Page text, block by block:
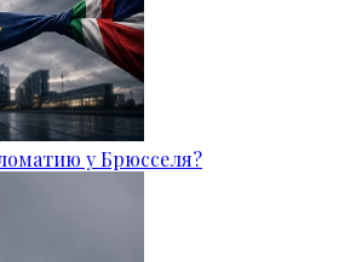
у Брюсселя?